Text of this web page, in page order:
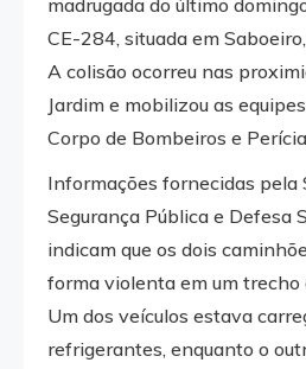
madrugada do último
CE-284, situada em
A colisão ocorreu nas
Jardim e mobilizou as
Corpo de Bombeiros e
Informações fornecidas pela
Segurança Pública e Defesa
indicam que os dois
forma violenta em um trecho
Um dos veículos estava
refrigerantes, enquanto o